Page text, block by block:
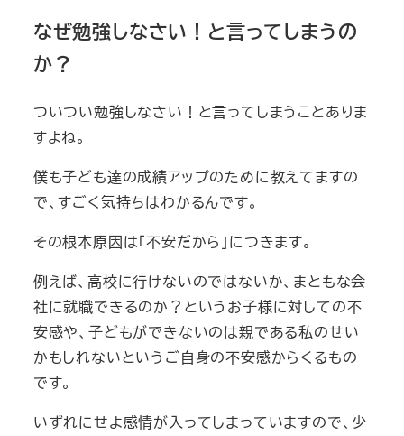
なぜ勉強しなさい！と言ってしまうの
か？
ついつい勉強しなさい！と言ってしまうことありま
すよね。
僕も子ども達の成績アップのために教えてますの
で、すごく気持ちはわかるんです。
その根本原因は「不安だから」につきます。
例えば、高校に行けないのではないか、まともな会
社に就職できるのか？というお子様に対しての不
安感や、子どもができないのは親である私のせい
かもしれないというご自身の不安感からくるもの
です。
いずれにせよ感情が入ってしまっていますので、少